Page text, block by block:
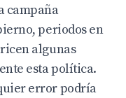
campaña
periodos en
algunas
esta política.
error podría